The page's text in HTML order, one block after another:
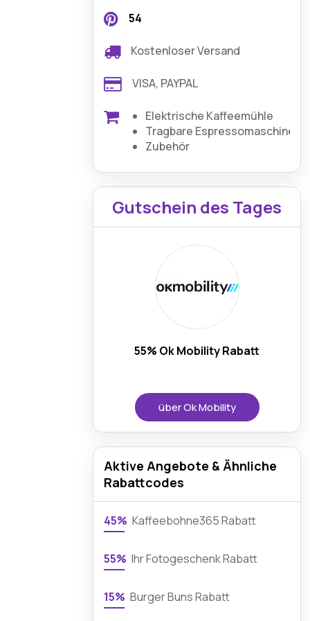
54
Kostenloser Versand
VISA, PAYPAL
Elektrische Kaffeemühle
Tragbare Espressomaschine
Zubehör
Gutschein des Tages
55% Ok Mobility Rabatt
über Ok Mobility
Aktive Angebote & Ähnliche
Rabattcodes
45% Kaffeebohne365 Rabatt
55% Ihr Fotogeschenk Rabatt
15% Burger Buns Rabatt